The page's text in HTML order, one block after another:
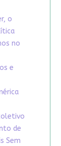
o
no
e
de
Sem